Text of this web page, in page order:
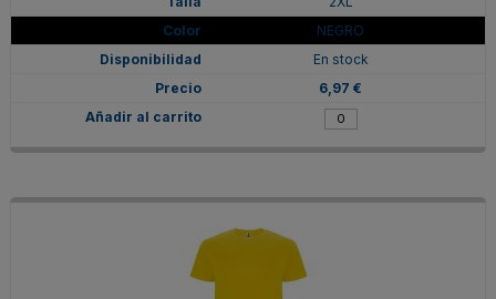
NEGRO
En stock
6,97 €